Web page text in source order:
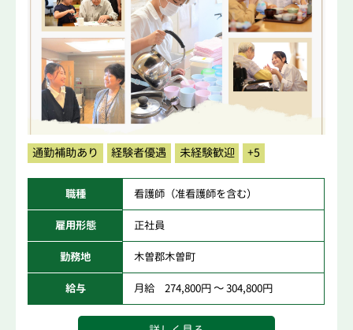
通勤補助あり 経験者優遇 未経験歓迎 +5
職種 看護師（准看護師を含む）
雇用形態 正社員
勤務地 木曽郡木曽町
給与 月給 274,800円 ～ 304,800円